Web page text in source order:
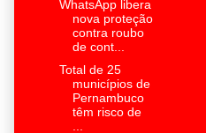
WhatsApp libera
nova proteção
contra roubo
de cont...
Total de 25
municípios de
Pernambuco
têm risco de
...